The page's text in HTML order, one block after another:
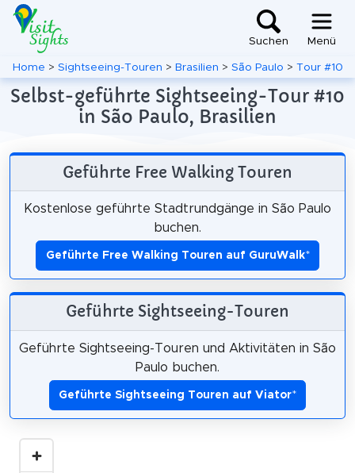
Suchen Menü
Home > Sightseeing-Touren > Brasilien > São Paulo > Tour #10
Selbst-geführte Sightseeing-Tour #10
in São Paulo, Brasilien
Geführte Free Walking Touren
Kostenlose geführte Stadtrundgänge in São Paulo
buchen.
Geführte Free Walking Touren auf GuruWalk*
Geführte Sightseeing-Touren
Geführte Sightseeing-Touren und Aktivitäten in São
Paulo buchen.
Geführte Sightseeing Touren auf Viator*